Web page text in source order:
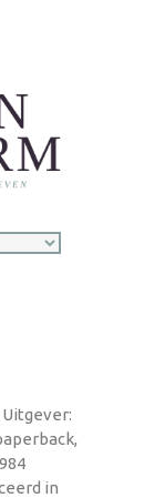
in